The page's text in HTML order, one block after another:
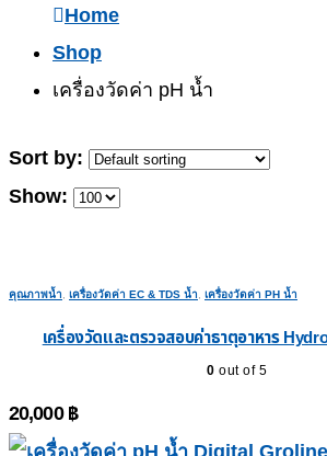
Home
Shop
เครื่องวัดค่า pH น้ำ
Sort by:
Show:
คุณภาพน้ำ เครื่องวัดค่า EC & TDS น้ำ เครื่องวัดค่า PH น้ำ
เครื่องวัดและตรวจสอบค่าธาตุอาหาร
0 out of 5
20,000฿